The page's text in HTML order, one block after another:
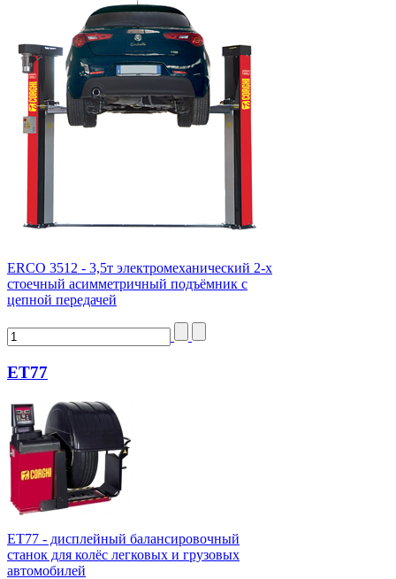
ERCO 3512 - 3,5т электромеханический 2-х
стоечный асимметричный подъёмник с
цепной передачей
ET77
ЕТ77 - дисплейный балансировочный
станок для колёс легковых и грузовых
автомобилей